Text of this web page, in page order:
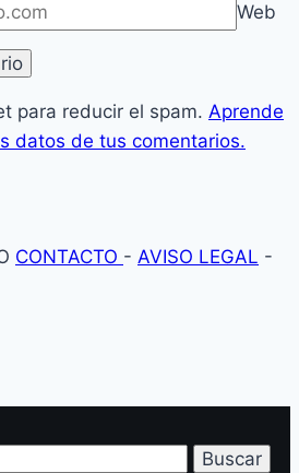
Web
para reducir el spam. Aprende
datos de tus comentarios.
CONTACTO - AVISO LEGAL -